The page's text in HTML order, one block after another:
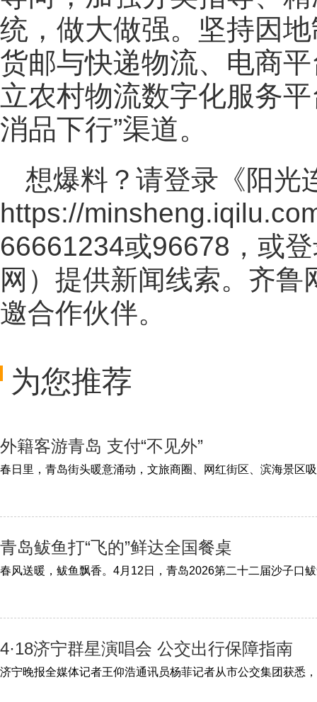
统，做大做强。坚持因
货邮与快递物流、电商
立农村物流数字化服务
消品下行”渠道。
想爆料？请登录《阳光
https://
66661234或96678，或
网 ）提供新闻线索。齐鲁
邀合作伙伴。
为您推荐
外籍客游青岛 支付“不见外”
青岛鲅鱼打“飞的”鲜达全国餐桌
4·18济宁群星演唱会 公交出行保障指南